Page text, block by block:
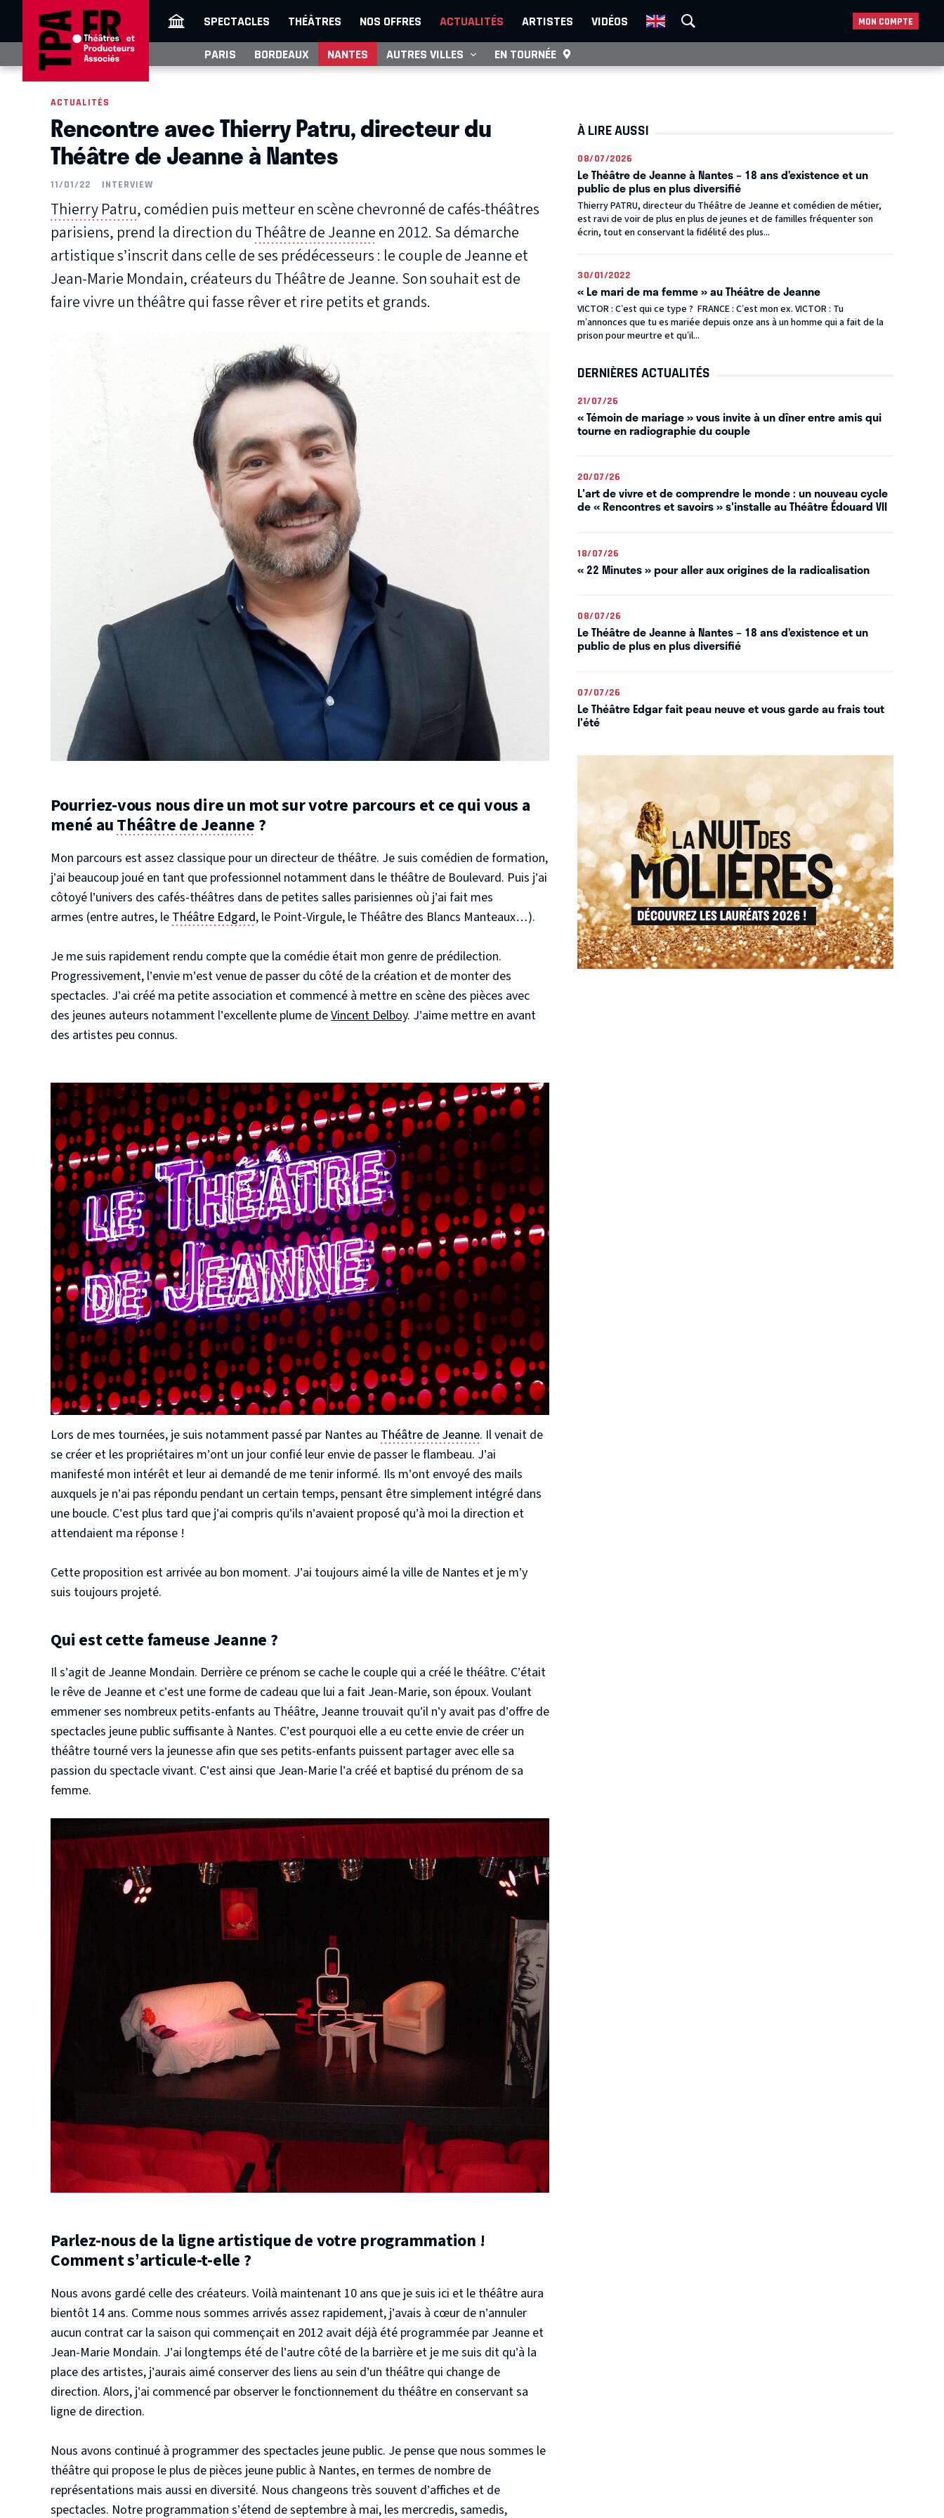
SPECTACLES THÉÂTRES NOS OFFRES ACTUALITÉS ARTISTES VIDÉOS MON COMPTE
PARIS BORDEAUX NANTES AUTRES VILLES EN TOURNÉE
ACTUALITÉS
Rencontre avec Thierry Patru, directeur du
Théâtre de Jeanne à Nantes
11/01/22 INTERVIEW
Thierry Patru, comédien puis metteur en scène chevronné de cafés-théâtres
parisiens, prend la direction du Théâtre de Jeanneen 2012. Sa démarche
artistique s’inscrit dans celle de ses prédécesseurs : le couple de Jeanne et
Jean-Marie Mondain, créateurs du Théâtre de Jeanne. Son souhait est de
faire vivre un théâtre qui fasse rêver et rire petits et grands.
Pourriez-vous nous dire un mot sur votre parcours et ce qui vous a
mené auThéâtre de Jeanne ?
Mon parcours est assez classique pour un directeur de théâtre. Je suis comédien de formation,
j’ai beaucoup joué en tant que professionnel notamment dans le théâtre de Boulevard. Puis j’ai
côtoyé l’univers des cafés-théâtres dans de petites salles parisiennes où j’ai fait mes
armes (entre autres, le Théâtre Edgard, le Point-Virgule, le Théâtre des Blancs Manteaux…).
Je me suis rapidement rendu compte que la comédie était mon genre de prédilection.
Progressivement, l’envie m’est venue de passer du côté de la création et de monter des
spectacles. J’ai créé ma petite association et commencé à mettre en scène des pièces avec
des jeunes auteurs notamment l’excellente plume deVincent Delboy. J’aime mettre en avant
des artistes peu connus.
Lors de mes tournées, je suis notamment passé par Nantes au Théâtre de Jeanne. Il venait de
se créer et les propriétaires m’ont un jour confié leur envie de passer le flambeau. J’ai
manifesté mon intérêt et leur ai demandé de me tenir informé. Ils m’ont envoyé des mails
auxquels je n’ai pas répondu pendant un certain temps, pensant être simplement intégré dans
une boucle. C’est plus tard que j’ai compris qu’ils n’avaient proposé qu’à moi la direction et
attendaient ma réponse !
Cette proposition est arrivée au bon moment. J’ai toujours aimé la ville de Nantes et je m’y
suis toujours projeté.
Qui est cette fameuse Jeanne ?
Il s’agit de Jeanne Mondain. Derrière ce prénom se cache le couple qui a créé le théâtre. C’était
le rêve de Jeanne et c’est une forme de cadeau que lui a fait Jean-Marie, son époux. Voulant
emmener ses nombreux petits-enfants au Théâtre, Jeanne trouvait qu’il n’y avait pas d’offre de
spectacles jeune public suffisante à Nantes. C’est pourquoi elle a eu cette envie de créer un
théâtre tourné vers la jeunesse afin que ses petits-enfants puissent partager avec elle sa
passion du spectacle vivant. C’est ainsi que Jean-Marie l’a créé et baptisé du prénom de sa
femme.
Parlez-nous de la ligne artistique de votre programmation !
Comment s’articule-t-elle ?
Nous avons gardé celle des créateurs. Voilà maintenant 10 ans que je suis ici et le théâtre aura
bientôt 14 ans. Comme nous sommes arrivés assez rapidement, j’avais à cœur de n’annuler
aucun contrat car la saison qui commençait en 2012 avait déjà été programmée par Jeanne et
Jean-Marie Mondain. J’ai longtemps été de l’autre côté de la barrière et je me suis dit qu’à la
place des artistes, j’aurais aimé conserver des liens au sein d’un théâtre qui change de
direction. Alors, j’ai commencé par observer le fonctionnement du théâtre en conservant sa
ligne de direction.
Nous avons continué à programmer des spectacles jeune public. Je pense que nous sommes le
théâtre qui propose le plus de pièces jeune public à Nantes, en termes de nombre de
représentations mais aussi en diversité. Nous changeons très souvent d’affiches et de
spectacles. Notre programmation s’étend de septembre à mai, les mercredis, samedis,
À LIRE AUSSI
08/07/2026
Le Théâtre de Jeanne à Nantes – 18 ans d’existence et un
public de plus en plus diversifié
Thierry PATRU, directeur du Théâtre de Jeanne et comédien de métier,
est ravi de voir de plus en plus de jeunes et de familles fréquenter son
écrin, tout en conservant la fidélité des plus...
30/01/2022
« Le mari de ma femme » au Théâtre de Jeanne
VICTOR : C’est qui ce type ? FRANCE : C’est mon ex. VICTOR : Tu
m’annonces que tu es mariée depuis onze ans à un homme qui a fait de la
prison pour meurtre et qu’il...
DERNIÈRES ACTUALITÉS
21/07/26
« Témoin de mariage » vous invite à un dîner entre amis qui
tourne en radiographie du couple
20/07/26
L'art de vivre et de comprendre le monde : un nouveau cycle
de « Rencontres et savoirs » s'installe au Théâtre Édouard VII
18/07/26
« 22 Minutes » pour aller aux origines de la radicalisation
08/07/26
Le Théâtre de Jeanne à Nantes – 18 ans d’existence et un
public de plus en plus diversifié
07/07/26
Le Théâtre Edgar fait peau neuve et vous garde au frais tout
l'été